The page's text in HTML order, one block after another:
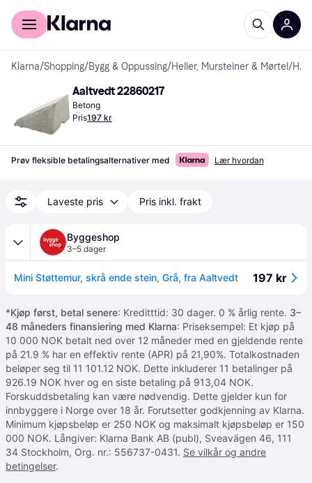
For kunder
Klarna/Shopping/Bygg & Oppussing/Heller, Mursteiner & Mørtel / Heller
Aaltvedt 22860217
Betong
Pris197 kr
Prøv fleksible betalingsalternativer med Lær hvordan
Laveste pris Pris inkl. frakt
Byggeshop
3–5 dager
Mini Støttemur, skrå ende stein, Grå, fra Aaltvedt 197 kr
*Kjøp først, betal senere: Kreditttid: 30 dager. 0 % årlig rente. 3–
48 måneders finansiering med Klarna: Priseksempel: Et kjøp på
10 000 NOK betalt ned over 12 måneder med en gjeldende rente
på 21.9 % har en effektiv rente (APR) på 21,90%. Totalkostnaden
beløper seg til 11 101.12 NOK. Dette inkluderer 11 betalinger på
926.19 NOK hver og en siste betaling på 913,04 NOK.
Forskuddsbetaling kan være nødvendig. Dette gjelder kun for
innbyggere i Norge over 18 år. Forutsetter godkjenning av Klarna.
Minimum kjøpsbeløp er 250 NOK og maksimalt kjøpsbeløp er 150
000 NOK. Långiver: Klarna Bank AB (publ), Sveavägen 46, 111
34 Stockholm, Org. nr.: 556737-0431. Se vilkår og andre
betingelser.